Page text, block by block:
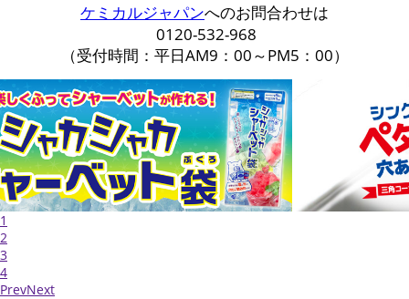
ケミカルジャパンへのお問合わせは
0120-532-968
（受付時間：平日AM9：00～PM5：00）
1
2
3
4
PrevNext